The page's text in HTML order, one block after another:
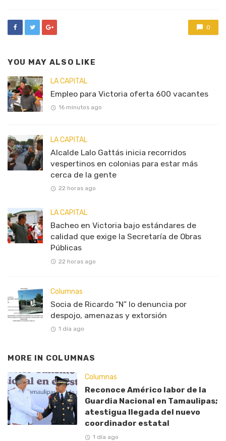
0
YOU MAY ALSO LIKE
LA CAPITAL
Empleo para Victoria oferta 600 vacantes
16 minutos ago
LA CAPITAL
Alcalde Lalo Gattás inicia recorridos
vespertinos en colonias para estar más
cerca de la gente
22 horas ago
LA CAPITAL
Bacheo en Victoria bajo estándares de
calidad que exige la Secretaría de Obras
Públicas
22 horas ago
Columnas
Socia de Ricardo “N” lo denuncia por
despojo, amenazas y extorsión
1 día ago
MORE IN COLUMNAS
Columnas
Reconoce Américo labor de la
Guardia Nacional en Tamaulipas;
atestigua llegada del nuevo
coordinador estatal
1 día ago